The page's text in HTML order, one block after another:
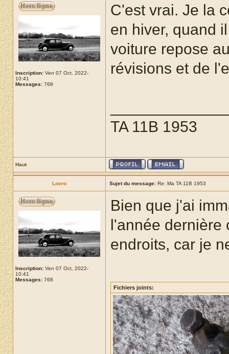
Inscription: Ven 07 Oct, 2022-
10:41
Messages: 768
C'est vrai. Je la
en hiver, quand
voiture repose
révisions et de
TA 11B 1953
Haut
Lovro Sujet du message: Re: Ma TA 11B 1953
Inscription: Ven 07 Oct, 2022-
10:41
Messages: 768
Bien que j'ai
l'année dernière
endroits, car je
Fichiers joints: